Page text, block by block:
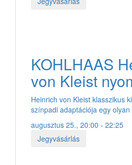
KOHLHAAS
von Kleist
Heinrich von Kleist klasszikus
színpadi adaptációja egy olyan
augusztus 25., 20:00 - 22:25
Jegyvásárlás